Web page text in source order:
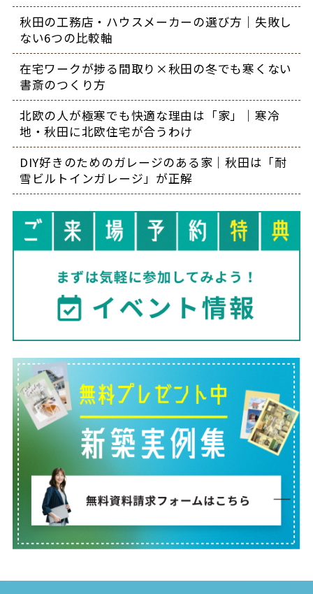
秋田の工務店・ハウスメーカーの選び方｜失敗し
ない6つの比較軸
在宅ワークが捗る間取り×秋田の冬でも寒くない
書斎のつくり方
北欧の人が極寒でも快適な理由は「家」｜寒冷
地・秋田に北欧住宅が合うわけ
DIY好きのためのガレージのある家｜秋田は「耐
雪ビルトインガレージ」が正解